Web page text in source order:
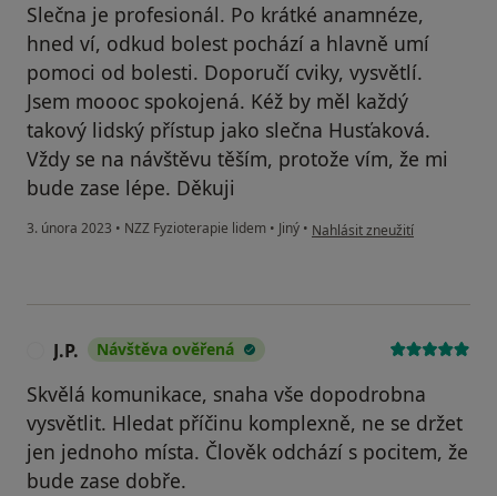
Slečna je profesionál. Po krátké anamnéze,
hned ví, odkud bolest pochází a hlavně umí
pomoci od bolesti. Doporučí cviky, vysvětlí.
Jsem moooc spokojená. Kéž by měl každý
takový lidský přístup jako slečna Husťaková.
Vždy se na návštěvu těším, protože vím, že mi
bude zase lépe. Děkuji
3. února 2023 • NZZ Fyzioterapie lidem • Jiný • podle názoru uživatele J.H.
Nahlásit zneužití
J.P. Návštěva ověřená
Skvělá komunikace, snaha vše dopodrobna
vysvětlit. Hledat příčinu komplexně, ne se držet
jen jednoho místa. Člověk odchází s pocitem, že
bude zase dobře.